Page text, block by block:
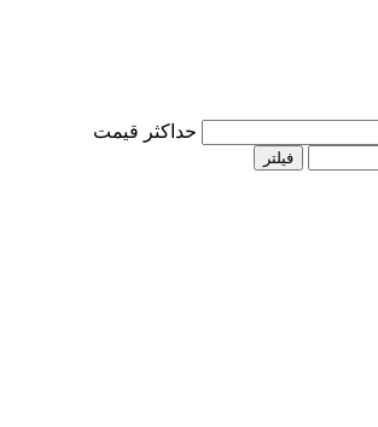
حداکثر قیمت
فیلتر